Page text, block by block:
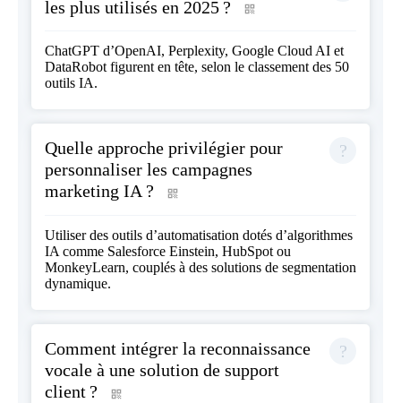
les plus utilisés en 2025 ?
ChatGPT d’OpenAI, Perplexity, Google Cloud AI et
DataRobot figurent en tête, selon le classement des 50
outils IA.
Quelle approche privilégier pour
personnaliser les campagnes
marketing IA ?
Utiliser des outils d’automatisation dotés d’algorithmes
IA comme Salesforce Einstein, HubSpot ou
MonkeyLearn, couplés à des solutions de segmentation
dynamique.
Comment intégrer la reconnaissance
vocale à une solution de support
client ?